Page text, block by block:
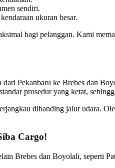
sendiri.
ukuran besar.
bagi pelanggan. Kami
Pekanbaru ke Brebes dan
prosedur yang ketat,
dibanding jalur udara.
Cargo!
Brebes dan Boyolali, seperti